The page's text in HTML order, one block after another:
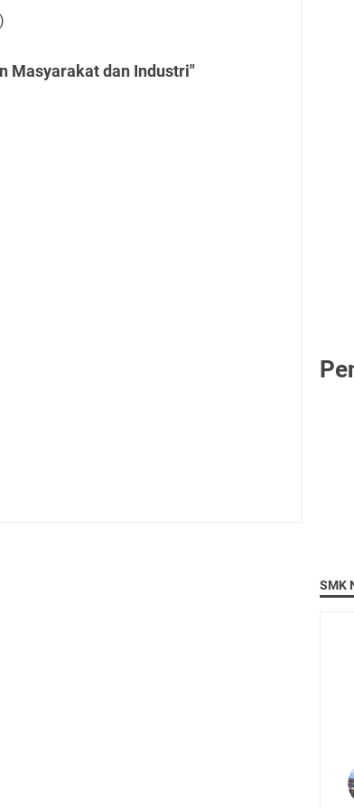
Masyarakat dan Industri"
SMK